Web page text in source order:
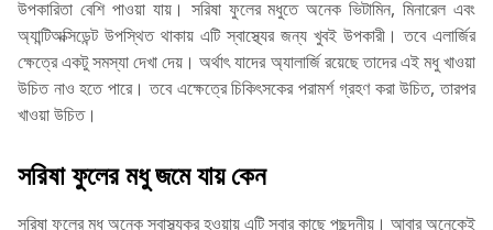
উপকারিতা বেশি পাওয়া যায়। সরিষা ফুলের মধুতে অনেক ভিটামিন, মিনারেল এবং
অ্যান্টিঅক্সিডেন্ট উপস্থিত থাকায় এটি স্বাস্থ্যের জন্য খুবই উপকারী। তবে এলার্জির
ক্ষেত্রে একটু সমস্যা দেখা দেয়। অর্থাৎ যাদের অ্যালার্জি রয়েছে তাদের এই মধু খাওয়া
উচিত নাও হতে পারে। তবে এক্ষেত্রে চিকিৎসকের পরামর্শ গ্রহণ করা উচিত, তারপর
খাওয়া উচিত।
সরিষা ফুলের মধু জমে যায় কেন
সরিষা ফুলের মধু অনেক স্বাস্থ্যকর হওয়ায় এটি সবার কাছে পছন্দনীয়। আবার অনেকেই